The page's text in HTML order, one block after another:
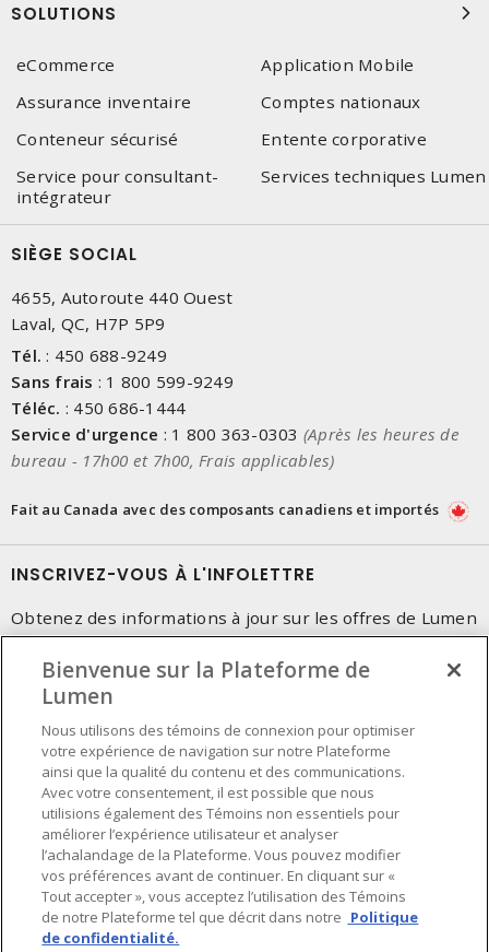
SOLUTIONS
eCommerce
Application Mobile
Assurance inventaire
Comptes nationaux
Conteneur sécurisé
Entente corporative
Service pour consultant-
intégrateur
Services techniques Lumen
SIÈGE SOCIAL
4655, Autoroute 440 Ouest
Laval, QC, H7P 5P9
Tél. : 450 688-9249
Sans frais : 1 800 599-9249
Téléc. : 450 686-1444
Service d'urgence : 1 800 363-0303 (Après les heures de
bureau - 17h00 et 7h00, Frais applicables)
Fait au Canada avec des composants canadiens et importés
INSCRIVEZ-VOUS À L'INFOLETTRE
Obtenez des informations à jour sur les offres de Lumen
Préférences en matière de cookies
Bienvenue sur la Plateforme de
Lumen
Nous utilisons des témoins de connexion pour optimiser
votre expérience de navigation sur notre Plateforme
ainsi que la qualité du contenu et des communications.
Avec votre consentement, il est possible que nous
utilisions également des Témoins non essentiels pour
améliorer l’expérience utilisateur et analyser
l’achalandage de la Plateforme. Vous pouvez modifier
vos préférences avant de continuer. En cliquant sur «
Tout accepter », vous acceptez l’utilisation des Témoins
de notre Plateforme tel que décrit dans notre Politique
de confidentialité.